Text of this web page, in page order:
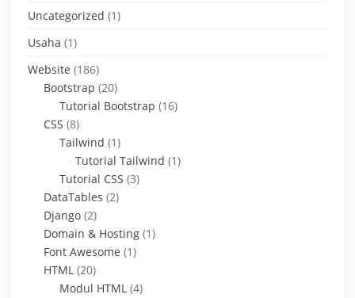
Uncategorized (1)
Usaha (1)
Website (186)
Bootstrap (20)
Tutorial Bootstrap (16)
CSS (8)
Tailwind (1)
Tutorial Tailwind (1)
Tutorial CSS (3)
DataTables (2)
Django (2)
Domain & Hosting (1)
Font Awesome (1)
HTML (20)
Modul HTML (4)